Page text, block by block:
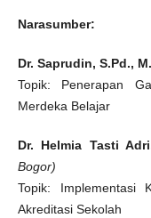
Narasumber:
Dr. Saprudin, S.Pd.,
Topik: Penerapan
Merdeka Belajar
Dr. Helmia Tasti
Bogor)
Topik: Implementasi
Akreditasi Sekolah